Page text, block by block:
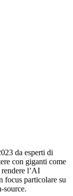
da esperti di
con giganti come
l’AI
focus particolare su
source.